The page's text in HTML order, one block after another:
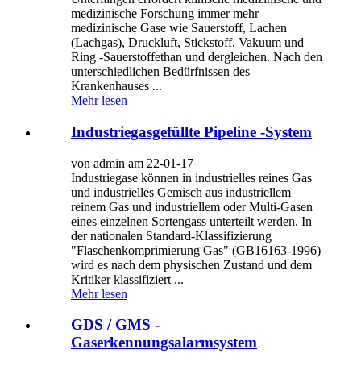
medizinische Forschung immer mehr
medizinische Gase wie Sauerstoff, Lachen
(Lachgas), Druckluft, Stickstoff, Vakuum und
Ring -Sauerstoffethan und dergleichen. Nach den
unterschiedlichen Bedürfnissen des
Krankenhauses ...
Mehr lesen
Industriegasgefüllte Pipeline -System
von admin am 22-01-17
Industriegase können in industrielles reines Gas
und industrielles Gemisch aus industriellem
reinem Gas und industriellem oder Multi-Gasen
eines einzelnen Sortengass unterteilt werden. In
der nationalen Standard-Klassifizierung
"Flaschenkomprimierung Gas" (GB16163-1996)
wird es nach dem physischen Zustand und dem
Kritiker klassifiziert ...
Mehr lesen
GDS / GMS -
Gaserkennungsalarmsystem